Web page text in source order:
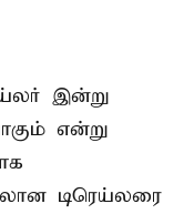
இன்று
என்று
டிரெய்லரை